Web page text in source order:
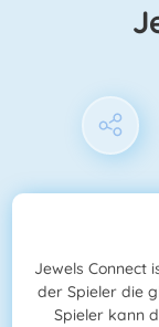
Jewels Connect
der Spieler die
Spieler kann